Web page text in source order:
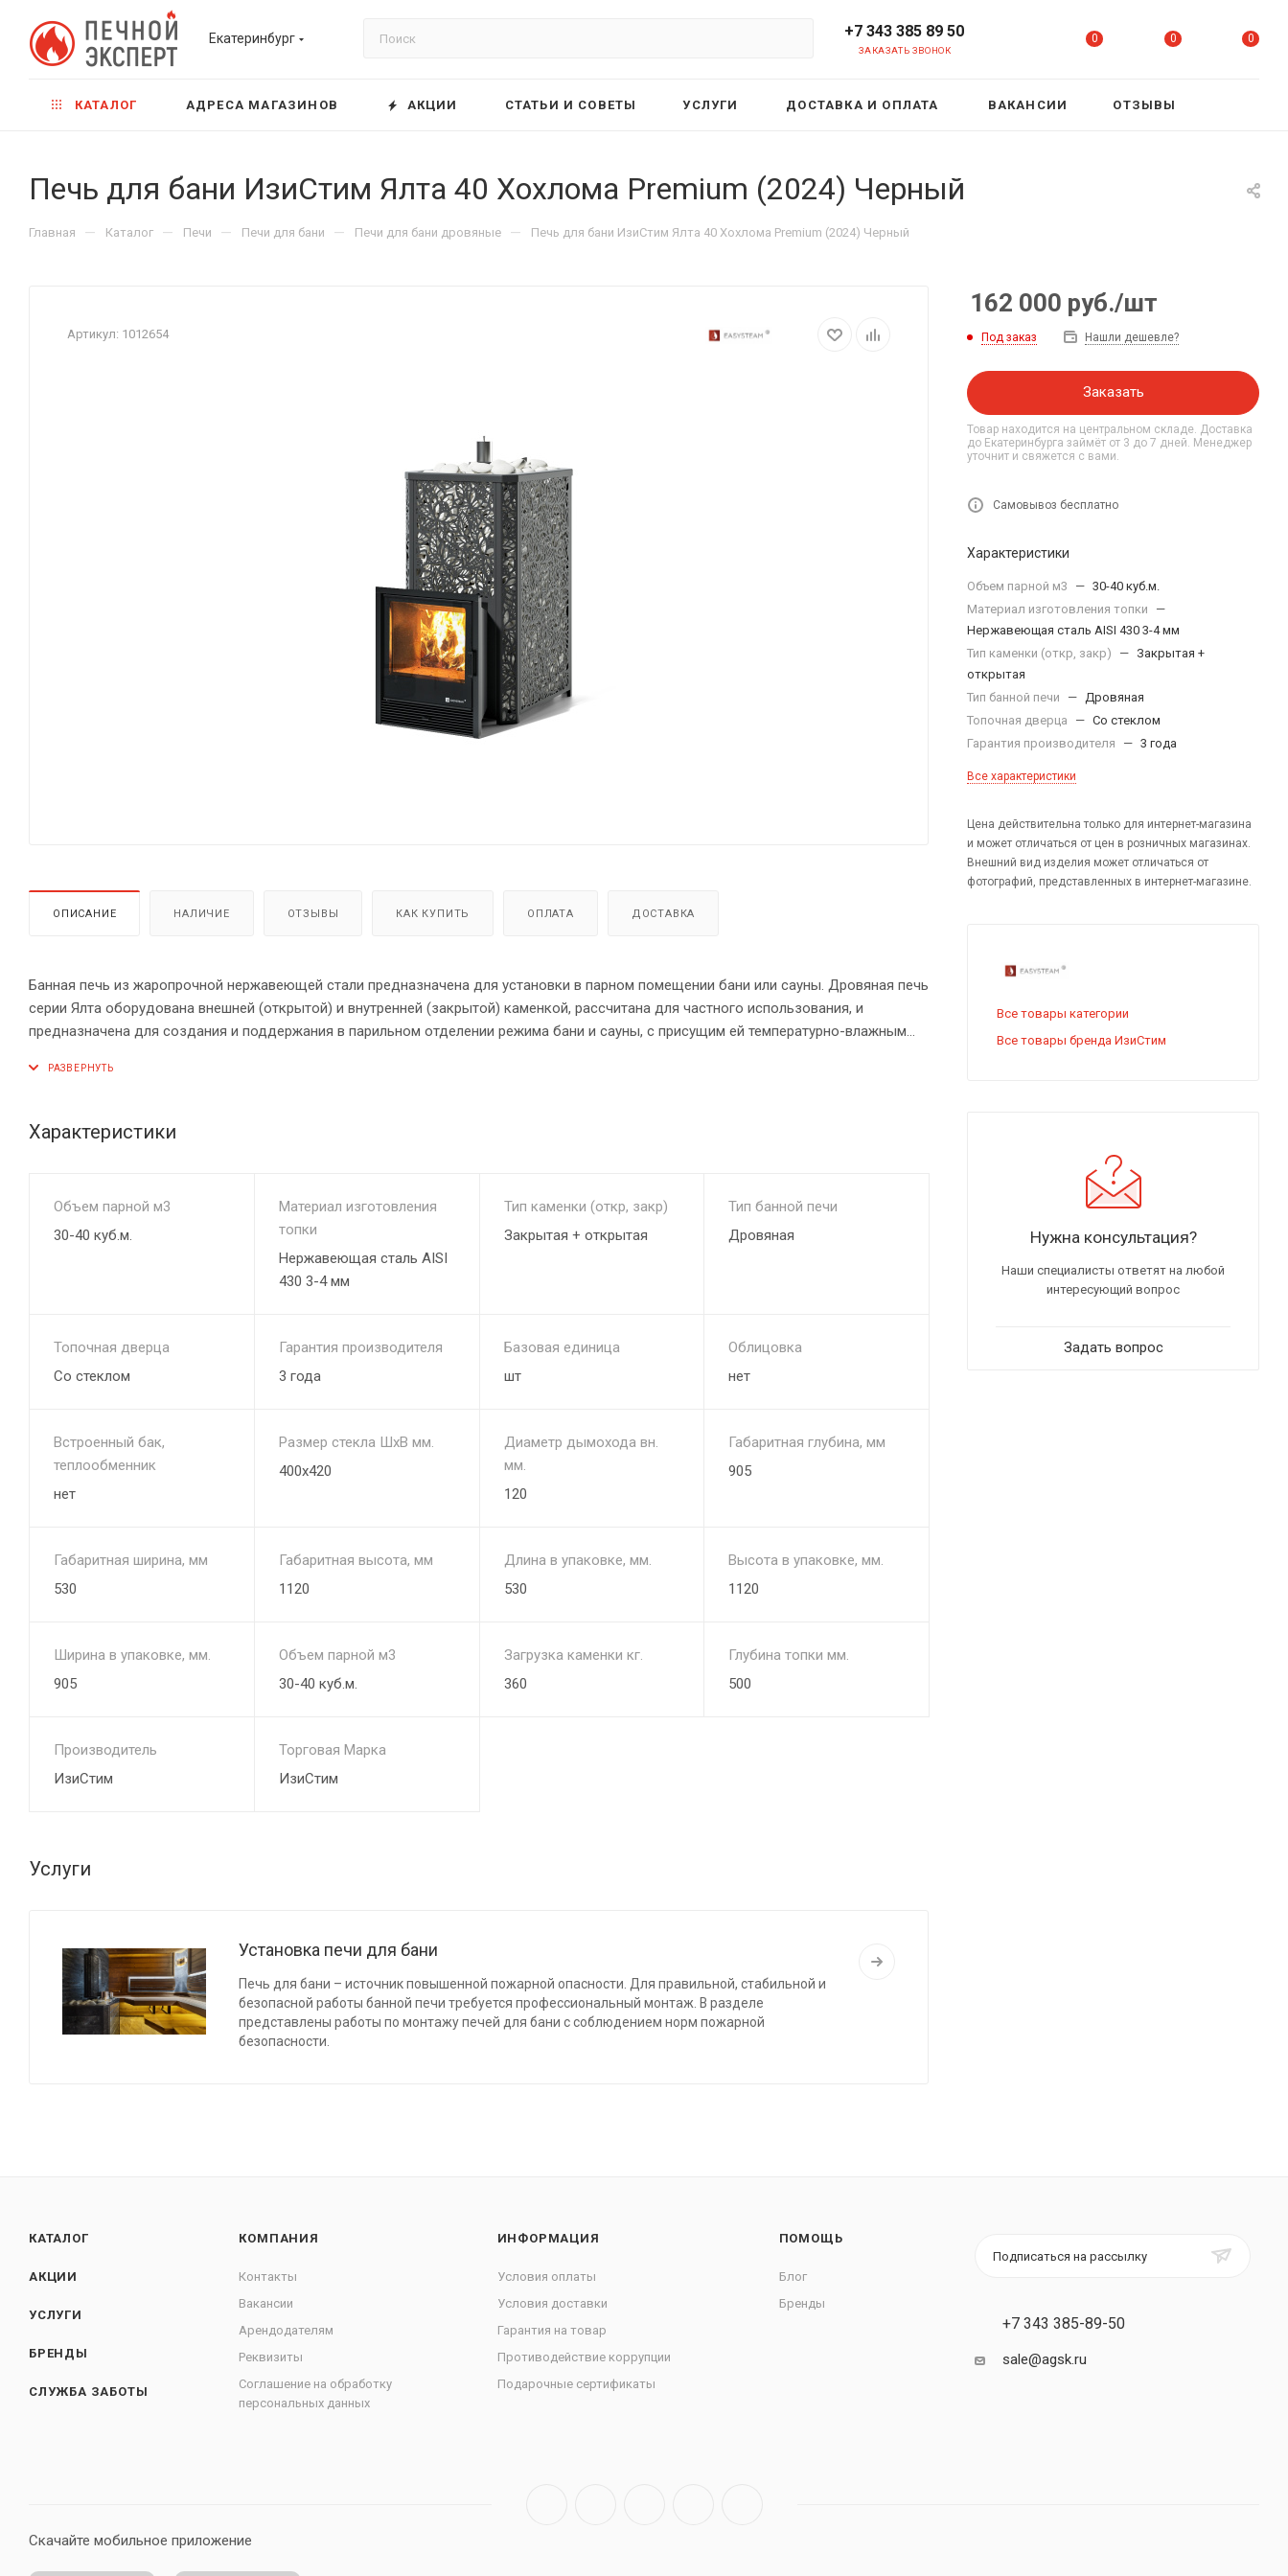
Екатеринбург +7 343 385 89 50
ЗАКАЗАТЬ ЗВОНОК
0 0 0
КАТАЛОГ АДРЕСА МАГАЗИНОВ АКЦИИ СТАТЬИ И СОВЕТЫ УСЛУГИ ДОСТАВКА И ОПЛАТА ВАКАНСИИ ОТЗЫВЫ
Печь для бани ИзиСтим Ялта 40 Хохлома Premium (2024) Черный
Главная — Каталог — Печи — Печи для бани — Печи для бани дровяные — Печь для бани ИзиСтим Ялта 40 Хохлома Premium (2024) Черный
Артикул: 1012654
ОПИСАНИЕ НАЛИЧИЕ ОТЗЫВЫ КАК КУПИТЬ ОПЛАТА ДОСТАВКА
Банная печь из жаропрочной нержавеющей стали предназначена для установки в парном помещении бани или сауны. Дровяная печь
серии Ялта оборудована внешней (открытой) и внутренней (закрытой) каменкой, рассчитана для частного использования, и
предназначена для создания и поддержания в парильном отделении режима бани и сауны, с присущим ей температурно-влажным
Характеристики
Объем парной м3
30-40 куб.м.
Материал изготовления
топки
Нержавеющая сталь AISI
430 3-4 мм
Тип каменки (откр, закр)
Закрытая + открытая
Тип банной печи
Дровяная
Топочная дверца
Со стеклом
Гарантия производителя
3 года
Базовая единица
шт
Облицовка
нет
Встроенный бак,
теплообменник
нет
Размер стекла ШхВ мм.
400х420
Диаметр дымохода вн.
мм.
120
Габаритная глубина, мм
905
Габаритная ширина, мм
530
Габаритная высота, мм
1120
Длина в упаковке, мм.
530
Высота в упаковке, мм.
1120
Ширина в упаковке, мм.
905
Объем парной м3
30-40 куб.м.
Загрузка каменки кг.
360
Глубина топки мм.
500
Производитель
ИзиСтим
Торговая Марка
ИзиСтим
Услуги
Установка печи для бани
Печь для бани – источник повышенной пожарной опасности. Для правильной, стабильной и
безопасной работы банной печи требуется профессиональный монтаж. В разделе
представлены работы по монтажу печей для бани с соблюдением норм пожарной
безопасности.
162 000 руб./шт
Под заказ Нашли дешевле?
Заказать
Товар находится на центральном складе. Доставка
до Екатеринбурга займёт от 3 до 7 дней. Менеджер
уточнит и свяжется с вами.
Самовывоз бесплатно
Характеристики
Объем парной м3 — 30-40 куб.м.
Материал изготовления топки
—
Нержавеющая сталь AISI 430 3-4 мм
Тип каменки (откр, закр)
— Закрытая +
открытая
Тип банной печи
— Дровяная
Топочная дверца
— Со стеклом
Гарантия производителя
— 3 года
Все характеристики
Цена действительна только для интернет-магазина
и может отличаться от цен в розничных магазинах.
Внешний вид изделия может отличаться от
фотографий, представленных в интернет-магазине.
Все товары категории
Все товары бренда ИзиСтим
Нужна консультация?
Наши специалисты ответят на любой
интересующий вопрос
Задать вопрос
КАТАЛОГ
АКЦИИ
УСЛУГИ
БРЕНДЫ
СЛУЖБА ЗАБОТЫ
КОМПАНИЯ
Контакты
Вакансии
Арендодателям
Реквизиты
Соглашение на обработку
персональных данных
ИНФОРМАЦИЯ
Условия оплаты
Условия доставки
Гарантия на товар
Противодействие коррупции
Подарочные сертификаты
ПОМОЩЬ
Блог
Бренды
Подписаться на рассылку
+7 343 385-89-50
sale@agsk.ru
Скачайте мобильное приложение